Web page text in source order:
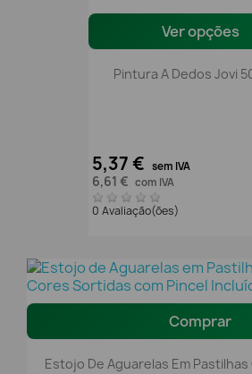
Ver opções
Pintura A Dedos Jovi
5,37 € sem IVA
6,61 € com IVA
0 Avaliação(ões)
Comprar
Estojo De Aguarelas Em